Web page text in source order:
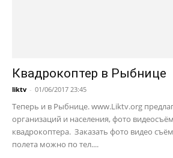
Квадрокоптер в Рыбнице
liktv - 01/06/2017 23:45
Теперь и в Рыбнице. www.Liktv.org
организаций и населения, фото
квадрокоптера. Заказать фото видео
полета можно по тел....